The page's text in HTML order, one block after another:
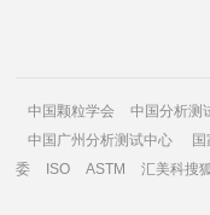
中国颗粒学会 中国分析测
中国广州分析测试中心
委
ISO ASTM 汇美科搜